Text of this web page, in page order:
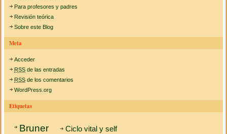
Para profesores y padres
Revisión teórica
Sobre este Blog
Meta
Acceder
RSS de las entradas
RSS de los comentarios
WordPress.org
Etiquetas
Bruner Ciclo vital y self